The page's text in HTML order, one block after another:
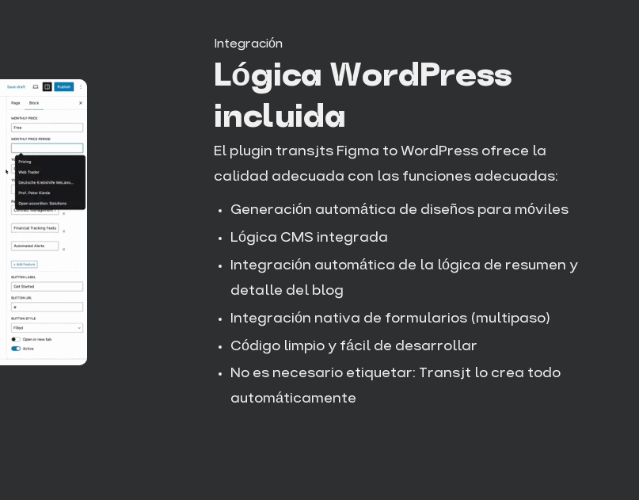
Integración
Lógica WordPress
incluida
El plugin transjts Figma to WordPress ofrece la
calidad adecuada con las funciones adecuadas:
Generación automática de diseños para móviles
Lógica CMS integrada
Integración automática de la lógica de resumen y
detalle del blog
Integración nativa de formularios (multipaso)
Código limpio y fácil de desarrollar
No es necesario etiquetar: Transjt lo crea todo
automáticamente